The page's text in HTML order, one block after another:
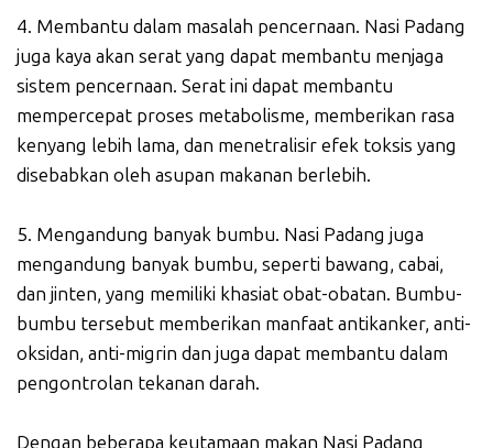
4. Membantu dalam masalah pencernaan. Nasi Padang
juga kaya akan serat yang dapat membantu menjaga
sistem pencernaan. Serat ini dapat membantu
mempercepat proses metabolisme, memberikan rasa
kenyang lebih lama, dan menetralisir efek toksis yang
disebabkan oleh asupan makanan berlebih.
5. Mengandung banyak bumbu. Nasi Padang juga
mengandung banyak bumbu, seperti bawang, cabai,
dan jinten, yang memiliki khasiat obat-obatan. Bumbu-
bumbu tersebut memberikan manfaat antikanker, anti-
oksidan, anti-migrin dan juga dapat membantu dalam
pengontrolan tekanan darah.
Dengan beberapa keutamaan makan Nasi Padang